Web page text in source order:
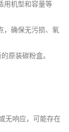
用机型和容量等
，确保无污损、氧
的原装碳粉盒。
无响应，可能存在